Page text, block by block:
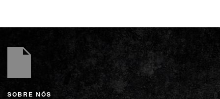
SOBRE NÓS